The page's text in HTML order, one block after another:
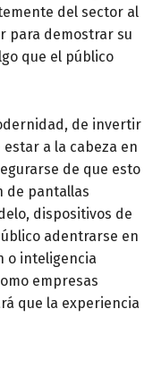
del sector al
para demostrar su
que el público
de invertir
a la cabeza en
de que esto
de pantallas
dispositivos de
adentrarse en
o inteligencia
empresas
que la experiencia